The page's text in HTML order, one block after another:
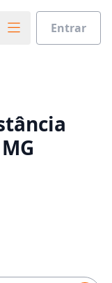
Entrar
estudos